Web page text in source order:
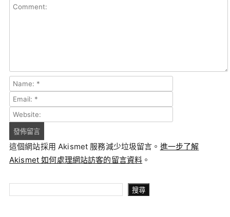
這個網站採用 Akismet 服務減少垃圾留言。 進一步了解
Akismet 如何處理網站訪客的留言資料 。
搜尋